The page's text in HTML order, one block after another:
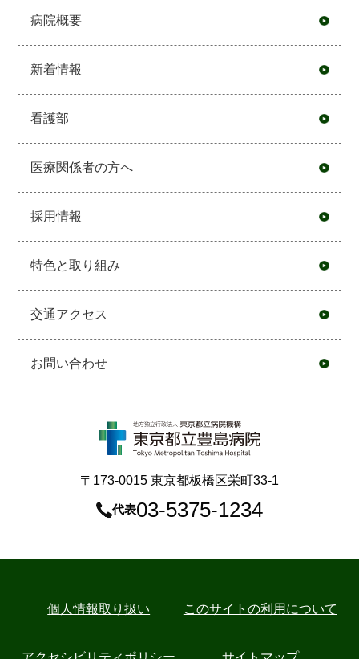
病院概要
新着情報
看護部
医療関係者の方へ
採用情報
特色と取り組み
交通アクセス
お問い合わせ
〒173-0015 東京都板橋区栄町33-1
代表03-5375-1234
個⼈情報取り扱い このサイトの利用について